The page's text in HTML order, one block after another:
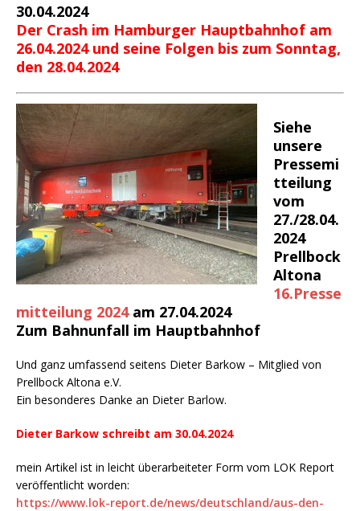
30.04.2024
Der Crash im Hamburger Hauptbahnhof am
26.04.2024 und seine Folgen bis zum Sonntag,
den 28.04.2024
Siehe
unsere
Pressemi
tteilung
vom
27./28.04.
2024
Prellbock
Altona
16.Presse
mitteilung 2024 am 27.04.2024
Zum Bahnunfall im Hauptbahnhof
Und ganz umfassend seitens Dieter Barkow – Mitglied von
Prellbock Altona e.V.
Ein besonderes Danke an Dieter Barlow.
Dieter Barkow schreibt am 30.04.2024
mein Artikel ist in leicht überarbeiteter Form vom LOK Report
veröffentlicht worden:
https://www.lok-report.de/news/deutschland/aus-den-